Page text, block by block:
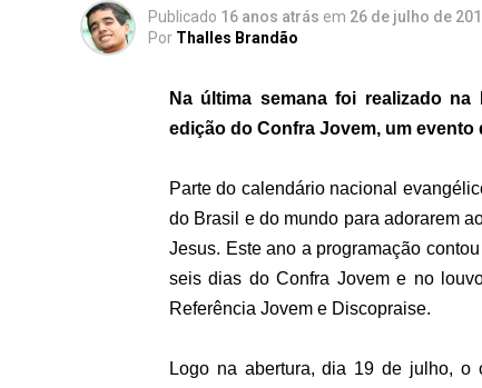
Publicado 16 anos atrás em 26 de julho de
Por Thalles Brandão
Na última semana foi realizado
edição do Confra Jovem, um evento
Parte do calendário nacional
do Brasil e do mundo para adorarem
Jesus. Este ano a programação
seis dias do Confra Jovem e no
Referência Jovem e Discopraise.
Logo na abertura, dia 19 de julho, o